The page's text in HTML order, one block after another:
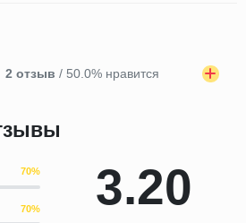
2 отзыв / 50.0% нравится
3.20